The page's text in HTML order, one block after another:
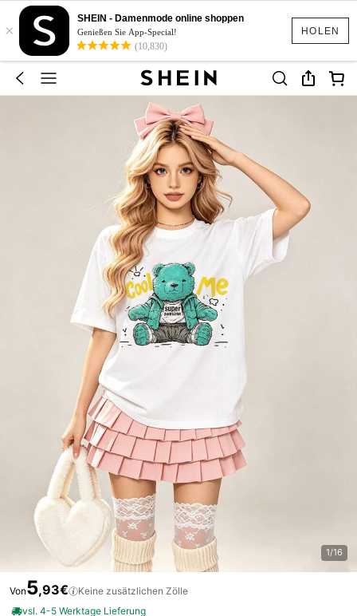
HOLEN
×
SHEIN - Damenmode online shoppen
Genießen Sie App-Special!
(10,830)
1/16
Von5,93€
Keine zusätzlichen Zölle
vsl. 4-5 Werktage Lieferung